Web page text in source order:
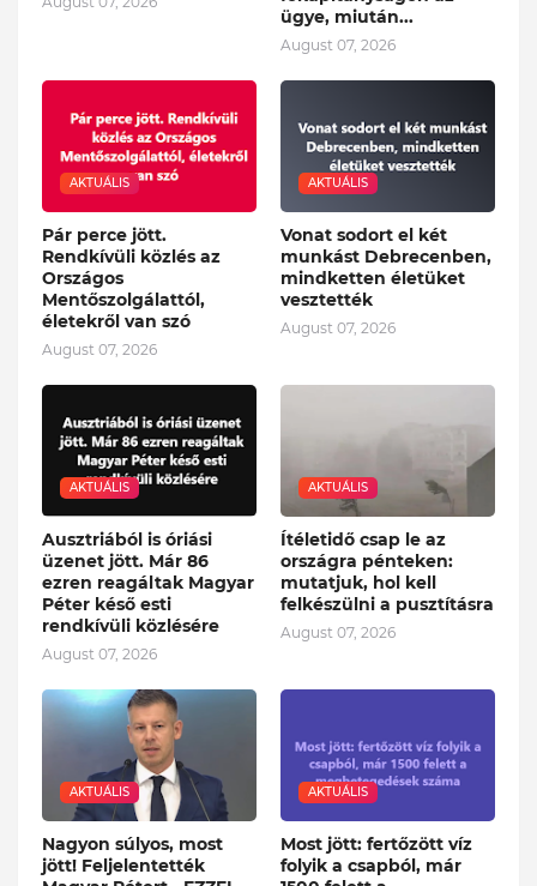
ügye, miután...
August 07, 2026
AKTUÁLIS
Pár perce jött.
Rendkívüli közlés az
Országos
Mentőszolgálattól,
életekről van szó
August 07, 2026
AKTUÁLIS
Vonat sodort el két
munkást Debrecenben,
mindketten életüket
vesztették
August 07, 2026
AKTUÁLIS
Ausztriából is óriási
üzenet jött. Már 86
ezren reagáltak Magyar
Péter késő esti
rendkívüli közlésére
August 07, 2026
AKTUÁLIS
Ítéletidő csap le az
országra pénteken:
mutatjuk, hol kell
felkészülni a pusztításra
August 07, 2026
AKTUÁLIS
Nagyon súlyos, most
jött! Feljelentették
AKTUÁLIS
Most jött: fertőzött víz
folyik a csapból, már